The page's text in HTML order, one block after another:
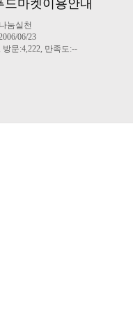
드마켓이용안내
눔실천
06/23
방문:4,222, 만족도:--